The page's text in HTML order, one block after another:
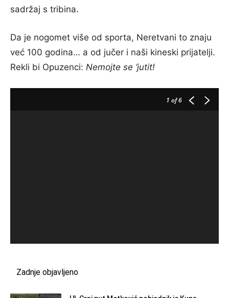
sadržaj s tribina.
Da je nogomet više od sporta, Neretvani to znaju
već 100 godina… a od jučer i naši kineski prijatelji.
Rekli bi Opuzenci: Nemojte se ‘jutit!
1 of 6
Zadnje objavljeno